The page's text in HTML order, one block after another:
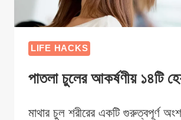
LIFE HACKS
পাতলা চুলের আকর্ষণীয় ১৪টি
মাথার চুল শরীরের একটি গুরুত্বপূর্ণ